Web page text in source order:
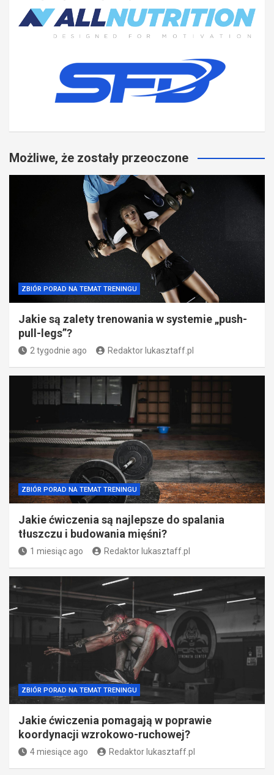
Możliwe, że zostały przeoczone
ZBIÓR PORAD NA TEMAT TRENINGU
Jakie są zalety trenowania w systemie „push-
pull-legs”?
2 tygodnie ago Redaktor lukasztaff.pl
ZBIÓR PORAD NA TEMAT TRENINGU
Jakie ćwiczenia są najlepsze do spalania
tłuszczu i budowania mięśni?
1 miesiąc ago Redaktor lukasztaff.pl
ZBIÓR PORAD NA TEMAT TRENINGU
Jakie ćwiczenia pomagają w poprawie
koordynacji wzrokowo-ruchowej?
4 miesiące ago Redaktor lukasztaff.pl